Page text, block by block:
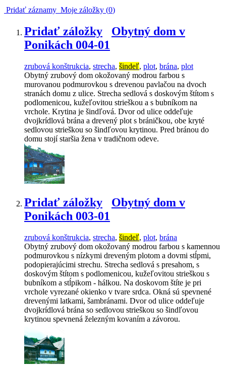
Pridať záznamy Moje záložky (0)
Pridať záložky
Obytný dom v
Ponikách 004-01
zrubová konštrukcia, strecha, šindeľ, plot, brána, plot
Obytný zrubový dom okožovaný modrou farbou s
murovanou podmurovkou s drevenou pavlačou na dvoch
stranách domu z ulice. Strecha sedlová s doskovým štítom s
podlomenicou, kužeľovitou strieškou a s bubníkom na
vrchole. Krytina je šindľová. Dvor od ulice oddeľuje
dvojkrídlová brána a drevený plot s bráničkou, obe kryté
sedlovou strieškou so šindľovou krytinou. Pred bránou do
domu stojí staršia žena v tradičnom odeve.
Pridať záložky
Obytný dom v
Ponikách 003-01
zrubová konštrukcia, strecha, šindeľ, plot, brána
Obytný zrubový dom okožovaný modrou farbou s kamennou
podmurovkou s nízkymi dreveným plotom a dovmi stĺpmi,
podopierajúcimi strechu. Strecha sedlová s presahom, s
doskovým štítom s podlomenicou, kužeľovitou strieškou s
bubníkom a stĺpikom - hálkou. Na doskovom štíte je pri
vrchole vyrezané okienko v tvare srdca. Okná sú spevnené
drevenými latkami, šambránami. Dvor od ulice oddeľuje
dvojkrídlová brána so sedlovou strieškou so šindľovou
krytinou spevnená železným kovaním a závorou.